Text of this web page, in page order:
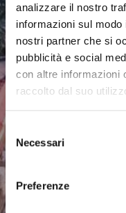
analizzare il nostro
informazioni sul
nostri partner che si
pubblicità e social
con altre informazioni
raccolto dal suo
Selezione
del
consenso
Necessari
Preferenze